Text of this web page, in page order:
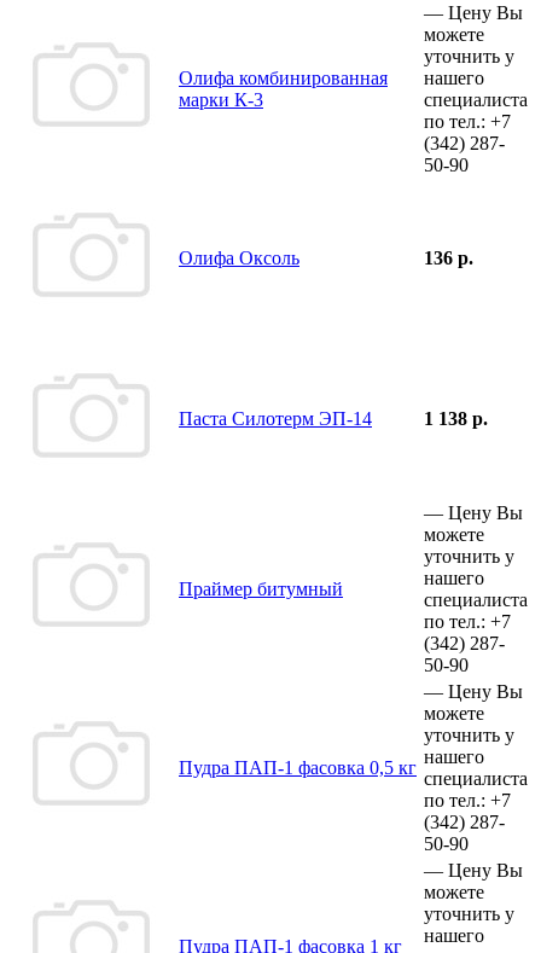
Олифа комбинированная
марки К-3
— Цену Вы
можете
уточнить у
нашего
специалиста
по тел.: +7
(342) 287-
50-90
Олифа Оксоль 136 р.
Паста Силотерм ЭП-14 1 138 р.
Праймер битумный
— Цену Вы
можете
уточнить у
нашего
специалиста
по тел.: +7
(342) 287-
50-90
Пудра ПАП-1 фасовка 0,5 кг
— Цену Вы
можете
уточнить у
нашего
специалиста
по тел.: +7
(342) 287-
50-90
Пудра ПАП-1 фасовка 1 кг
— Цену Вы
можете
уточнить у
нашего